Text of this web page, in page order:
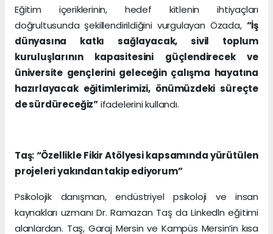
Eğitim içeriklerinin, hedef kitlenin ihtiyaçları
doğrultusunda şekillendirildiğini vurgulayan Özada, “İş
dünyasına katkı sağlayacak, sivil toplum
kuruluşlarının kapasitesini güçlendirecek ve
üniversite gençlerini geleceğin çalışma hayatına
hazırlayacak eğitimlerimizi, önümüzdeki süreçte
de sürdüreceğiz”ifadelerini kullandı.
Taş: “Özellikle Fikir Atölyesi kapsamında yürütülen
projeleri yakından takip ediyorum”
Psikolojik danışman, endüstriyel psikoloji ve insan
kaynakları uzmanı Dr. Ramazan Taş da Linkedln eğitimi
alanlardan. Taş, Garaj Mersin ve Kampüs Mersin’in kısa